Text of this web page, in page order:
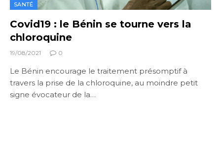
SANTÉ
Covid19 : le Bénin se tourne vers la
chloroquine
19/08/2021 0
Le Bénin encourage le traitement présomptif à
travers la prise de la chloroquine, au moindre petit
signe évocateur de la…